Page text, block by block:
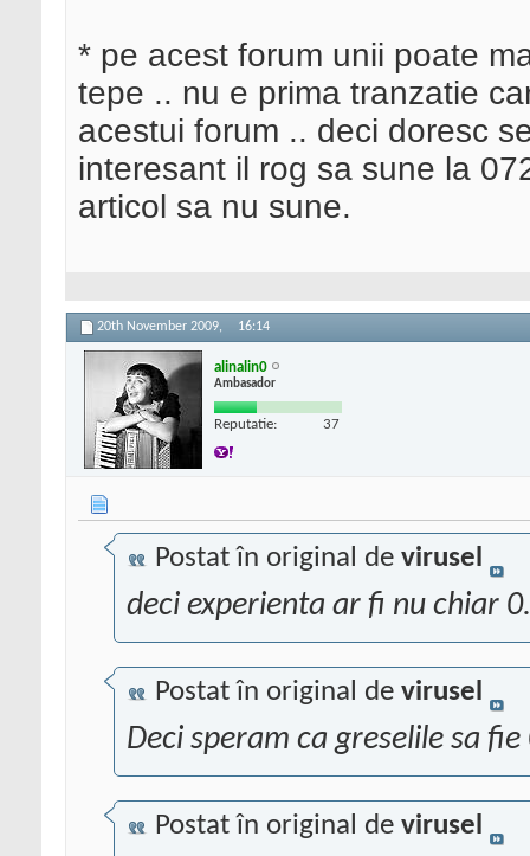
* pe acest forum unii poate
tepe .. nu e prima tranzatie
acestui forum .. deci doresc
interesant il rog sa sune la
articol sa nu sune.
20th November 2009, 16:14
alinalin0
Ambasador
Reputatie: 37
Postat în original de virusel
deci experienta ar fi nu chiar 0.
Postat în original de virusel
Deci speram ca greselile sa fie
Postat în original de virusel